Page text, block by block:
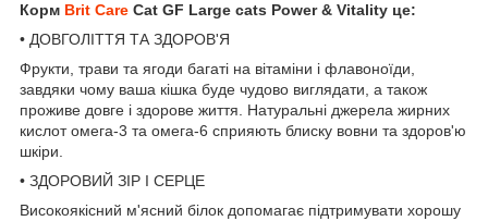
Корм Brit Care Cat GF Large cats Power & Vitality це:
• ДОВГОЛІТТЯ ТА ЗДОРОВ'Я
Фрукти, трави та ягоди багаті на вітаміни і флавоноїди,
завдяки чому ваша кішка буде чудово виглядати, а також
проживе довге і здорове життя. Натуральні джерела жирних
кислот омега-3 та омега-6 сприяють блиску вовни та здоров'ю
шкіри.
• ЗДОРОВИЙ ЗІР І СЕРЦЕ
Високоякісний м'ясний білок допомагає підтримувати хорошу